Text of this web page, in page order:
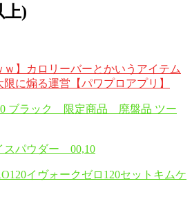
上)
ｗ】カロリーバーとかいうアイテム
に煽る運営【パワプロアプリ】
ブラック 限定商品 廃盤品 ツー
パウダー 00,10
イヴォークゼロ120セットキムケ